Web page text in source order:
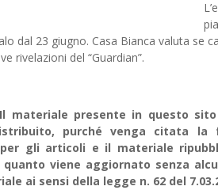
dal 23 giugno. Casa Bianca valuta se
rivelazioni del “Guardian”.
Il materiale presente in questo
purché venga citata la
gli articoli e il materiale
viene aggiornato senza
ai sensi della legge n. 62 del